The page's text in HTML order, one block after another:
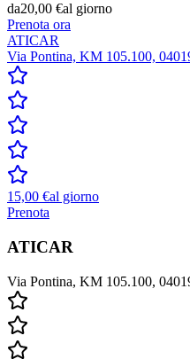
da20,00 €al giorno
Prenota ora
ATICAR
Via Pontina, KM 105.100,
15,00 €al giorno
Prenota
ATICAR
Via Pontina, KM 105.100,